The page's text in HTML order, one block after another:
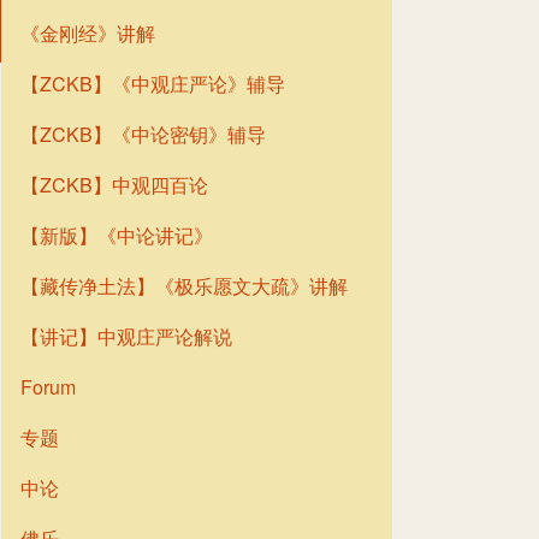
《金刚经》讲解
【ZCKB】《中观庄严论》辅导
【ZCKB】《中论密钥》辅导
【ZCKB】中观四百论
【新版】《中论讲记》
【藏传净土法】《极乐愿文大疏》讲解
【讲记】中观庄严论解说
Forum
专题
中论